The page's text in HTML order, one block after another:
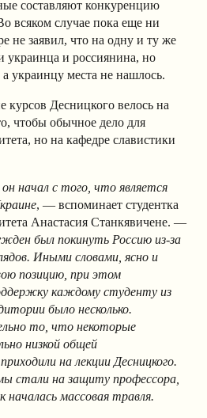
составляют конкуренцию
всяком случае пока еще ни
не заявил, что на одну и ту же
украинца и россиянина, но
украинцу места не нашлось.
курсов Десницкого велось на
чтобы обычное дело для
но на кафедре славистики
начал с того, что является
, — вспоминает студентка
Анастасия Станкявичене. —
был покинуть Россию из-за
Иными словами, ясно и
позицию, при этом
каждому студенту из
было несколько.
то, что некоторые
низкой общей
на лекции Десницкого.
стали на защиту профессора,
началась массовая травля.